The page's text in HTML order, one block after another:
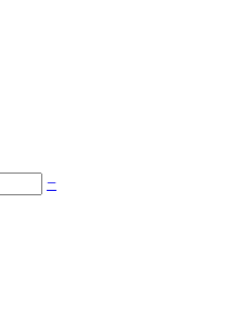
−